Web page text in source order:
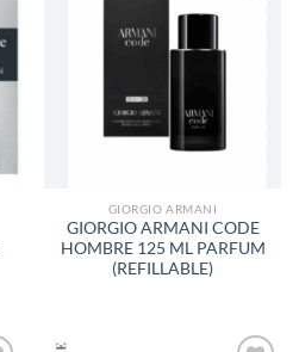
AÑADIR
LISTA
GIORGIO ARMANI
GIORGIO ARMANI CODE
HOMBRE 125 ML PARFUM
(REFILLABLE)